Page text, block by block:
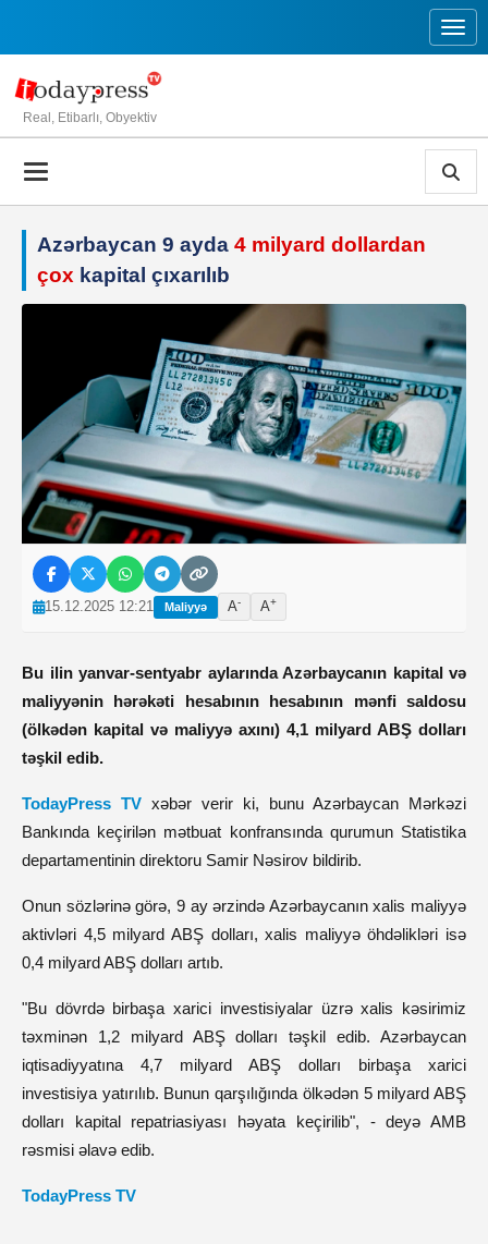
Real, Etibarlı, Obyektiv
Azərbaycan 9 ayda 4 milyard dollardan
çox kapital çıxarılıb
15.12.2025 12:21 Maliyyə A- A+
Bu ilin yanvar-sentyabr aylarında Azərbaycanın kapital və
maliyyənin hərəkəti hesabının hesabının mənfi saldosu
(ölkədən kapital və maliyyə axını) 4,1 milyard ABŞ dolları
təşkil edib.
TodayPress TV xəbər verir ki, bunu Azərbaycan Mərkəzi
Bankında keçirilən mətbuat konfransında qurumun Statistika
departamentinin direktoru Samir Nəsirov bildirib.
Onun sözlərinə görə, 9 ay ərzində Azərbaycanın xalis maliyyə
aktivləri 4,5 milyard ABŞ dolları, xalis maliyyə öhdəlikləri isə
0,4 milyard ABŞ dolları artıb.
"Bu dövrdə birbaşa xarici investisiyalar üzrə xalis kəsirimiz
təxminən 1,2 milyard ABŞ dolları təşkil edib. Azərbaycan
iqtisadiyyatına 4,7 milyard ABŞ dolları birbaşa xarici
investisiya yatırılıb. Bunun qarşılığında ölkədən 5 milyard ABŞ
dolları kapital repatriasiyası həyata keçirilib", - deyə AMB
rəsmisi əlavə edib.
TodayPress TV